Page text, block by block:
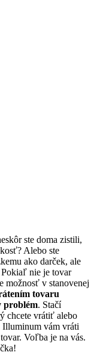
ste doma zistili,
Alebo ste
ako darček, ale
nie je tovar
možnosť v stanovenej
tovaru
problém. Stačí
chcete vrátiť alebo
Illuminum vám vráti
Voľba je na vás.